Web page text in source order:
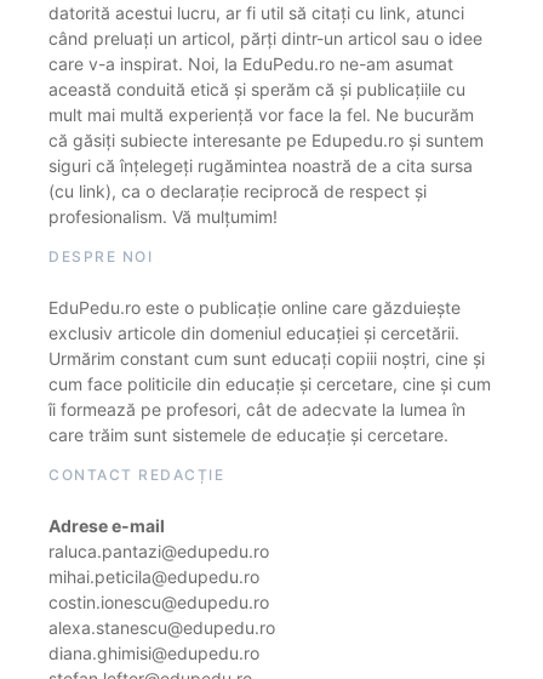
datorită acestui lucru, ar fi util să citați cu link, atunci
când preluați un articol, părți dintr-un articol sau o idee
care v-a inspirat. Noi, la EduPedu.ro ne-am asumat
această conduită etică și sperăm că și publicațiile cu
mult mai multă experiență vor face la fel. Ne bucurăm
că găsiți subiecte interesante pe Edupedu.ro și suntem
siguri că înțelegeți rugămintea noastră de a cita sursa
(cu link), ca o declarație reciprocă de respect și
profesionalism. Vă mulțumim!
DESPRE NOI
EduPedu.ro este o publicație online care găzduiește
exclusiv articole din domeniul educației și cercetării.
Urmărim constant cum sunt educați copiii noștri, cine și
cum face politicile din educație și cercetare, cine și cum
îi formează pe profesori, cât de adecvate la lumea în
care trăim sunt sistemele de educație și cercetare.
CONTACT REDACȚIE
Adrese e-mail
raluca.pantazi@edupedu.ro
mihai.peticila@edupedu.ro
costin.ionescu@edupedu.ro
alexa.stanescu@edupedu.ro
diana.ghimisi@edupedu.ro